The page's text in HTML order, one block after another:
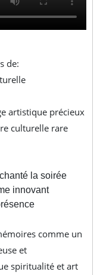
de:
artistique précieux
culturelle rare
la soirée
innovant
comme un
et
spiritualité et art